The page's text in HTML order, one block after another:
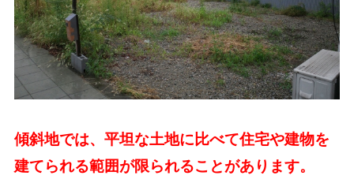
傾斜地では、平坦な土地に比べて住宅や建物を
建てられる範囲が限られることがあります。